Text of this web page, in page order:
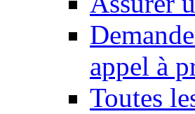
appel à
Toutes